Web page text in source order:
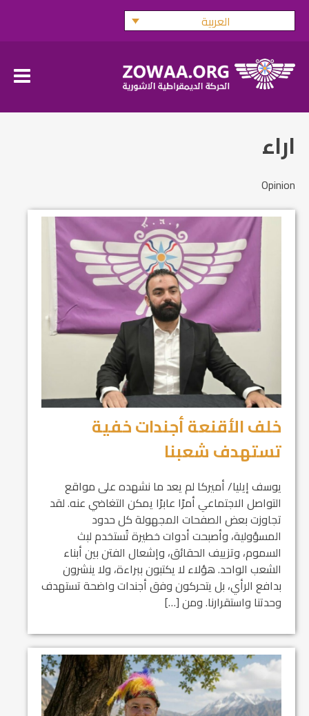
Skip
العربية
اراء
Opinion
خلف الأقنعة أجندات خفية
تستهدف شعبنا
يوسف إيليا/ أميركا لم يعد ما نشهده على مواقع
التواصل الاجتماعي أمرًا عابرًا يمكن التغاضي عنه. لقد
تجاوزت بعض الصفحات المجهولة كل حدود
المسؤولية، وأصبحت أدوات خطيرة تُستخدم لبث
السموم، وتزييف الحقائق، وإشعال الفتن بين أبناء
الشعب الواحد. هؤلاء لا يكتبون ببراءة، ولا ينشرون
بدافع الرأي، بل يتحركون وفق أجندات واضحة تستهدف
وحدتنا واستقرارنا. ومن […]